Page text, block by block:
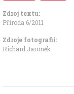
Zdroj textu:
Příroda 6/2011
Zdroje fotografii:
Richard Jaroněk